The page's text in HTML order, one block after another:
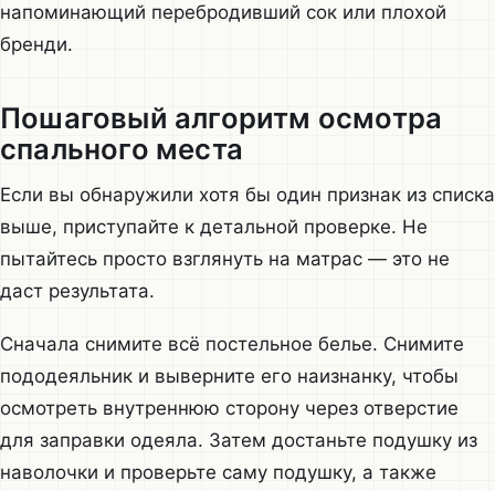
напоминающий перебродивший сок или плохой
бренди.
Пошаговый алгоритм осмотра
спального места
Если вы обнаружили хотя бы один признак из списка
выше, приступайте к детальной проверке. Не
пытайтесь просто взглянуть на матрас — это не
даст результата.
Сначала снимите всё постельное белье. Снимите
пододеяльник и выверните его наизнанку, чтобы
осмотреть внутреннюю сторону через отверстие
для заправки одеяла. Затем достаньте подушку из
наволочки и проверьте саму подушку, а также